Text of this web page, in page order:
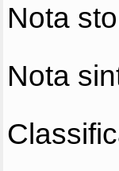
Nota
Nota